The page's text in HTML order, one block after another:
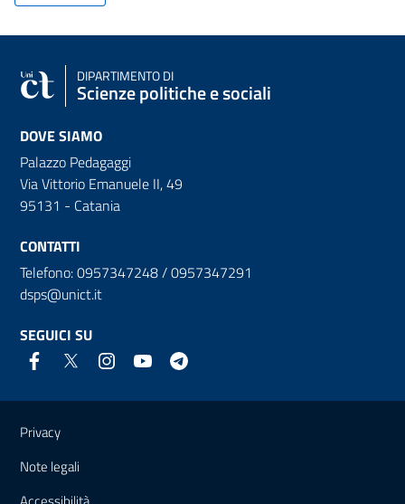
DIPARTIMENTO DI
Scienze politiche e sociali
DOVE SIAMO
Palazzo Pedagaggi
Via Vittorio Emanuele II, 49
95131 - Catania
CONTATTI
Telefono: 0957347248 / 0957347291
dsps@unict.it
SEGUICI SU
Link e informazioni utili
Privacy
Note legali